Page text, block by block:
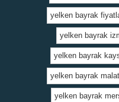
yelken bayrak
yelken bayrak
yelken bayrak
yelken bayrak
yelken bayrak